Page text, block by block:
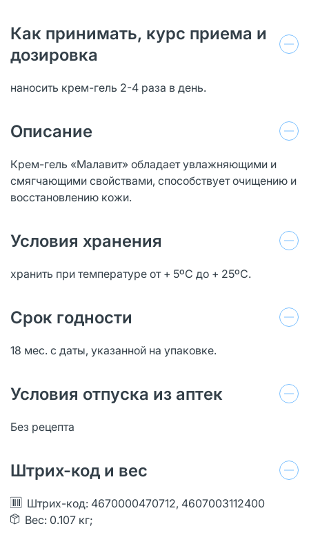
Как принимать, курс приема и
дозировка
наносить крем-гель 2-4 раза в день.
Описание
Крем-гель «Малавит» обладает увлажняющими и
смягчающими свойствами, способствует очищению и
восстановлению кожи.
Условия хранения
хранить при температуре от + 5ºС до + 25ºС.
Срок годности
18 мес. с даты, указанной на упаковке.
Условия отпуска из аптек
Без рецепта
Штрих-код и вес
Штрих-код: 4670000470712, 4607003112400
Вес: 0.107 кг;